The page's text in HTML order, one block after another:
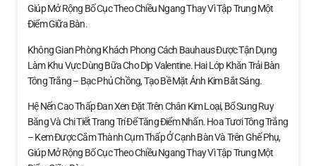
Giúp Mở Rộng Bố Cục Theo Chiều Ngang Thay Vì Tập Trung Một
Điểm Giữa Bàn.
Không Gian Phòng Khách Phong Cách Bauhaus Được Tận Dụng
Làm Khu Vực Dùng Bữa Cho Dịp Valentine. Hai Lớp Khăn Trải Bàn
Tông Trắng – Bạc Phủ Chồng, Tạo Bề Mặt Ánh Kim Bắt Sáng.
Hệ Nến Cao Thấp Đan Xen Đặt Trên Chân Kim Loại, Bổ Sung Ruy
Băng Và Chi Tiết Trang Trí Để Tăng Điểm Nhấn. Hoa Tươi Tông Trắng
– Kem Được Cắm Thành Cụm Thấp Ở Cạnh Bàn Và Trên Ghế Phụ,
Giúp Mở Rộng Bố Cục Theo Chiều Ngang Thay Vì Tập Trung Một